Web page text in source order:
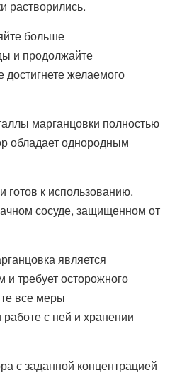
растворились.
больше
и продолжайте
желаемого
марганцовки полностью
обладает однородным
готов к использованию.
сосуде, защищенном от
является
требует осторожного
все меры
с ней и хранении
с заданной концентрацией